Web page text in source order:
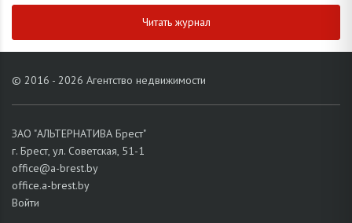
Читать журнал
© 2016 - 2026 Агентство недвижимости
ЗАО "АЛЬТЕРНАТИВА Брест"
г. Брест, ул. Советская, 51-1
office@a-brest.by
office.a-brest.by
Войти